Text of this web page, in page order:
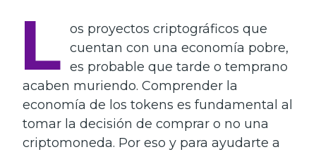
L os proyectos criptográficos que
cuentan con una economía pobre,
es probable que tarde o temprano
acaben muriendo. Comprender la
economía de los tokens es fundamental al
tomar la decisión de comprar o no una
criptomoneda. Por eso y para ayudarte a